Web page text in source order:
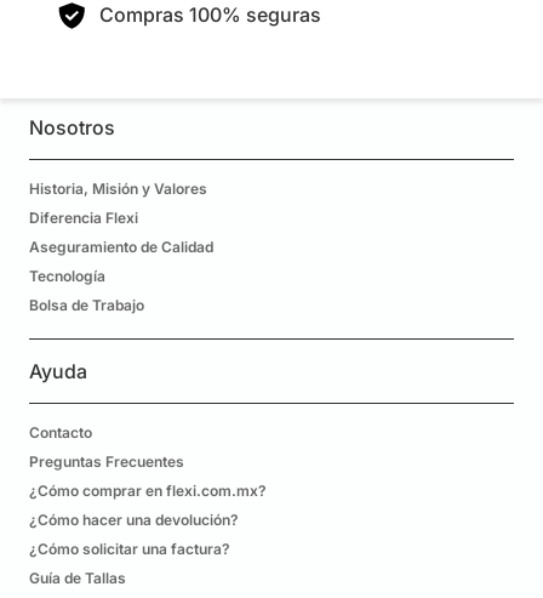
Compras 100% seguras
Nosotros
Historia, Misión y Valores
Diferencia Flexi
Aseguramiento de Calidad
Tecnología
Bolsa de Trabajo
Ayuda
Contacto
Preguntas Frecuentes
¿Cómo comprar en flexi.com.mx?
¿Cómo hacer una devolución?
¿Cómo solicitar una factura?
Guía de Tallas